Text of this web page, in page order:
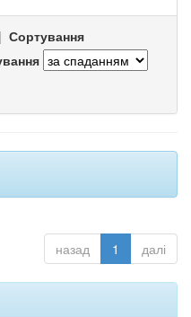
| Сортування
назад 1 далі